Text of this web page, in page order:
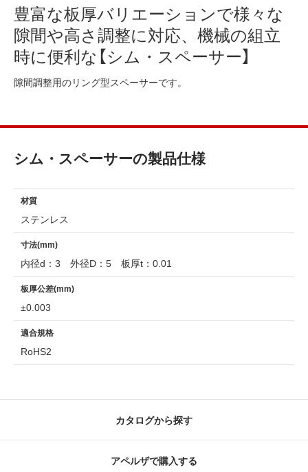
豊富な板厚バリエーションで様々な
隙間や高さ調整に対応、機械の組立
時に便利な【シム・スペーサー】
隙間調整用のリング型スペーサーです。
シム・スペーサーの製品仕様
材質
ステンレス
寸法(mm)
内径d：3 外径D：5 板厚t：0.01
板厚公差(mm)
±0.003
適合規格
RoHS2
カタログから探す
アペルザで購入する